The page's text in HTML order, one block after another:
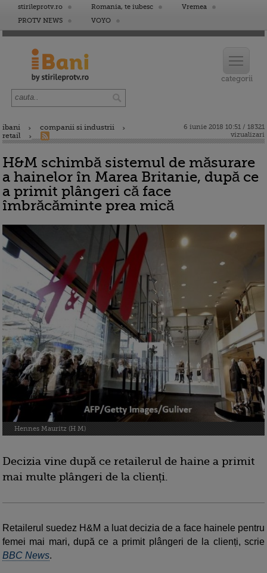
stirileprotv.ro Romania, te iubesc
Vremea
PROTV NEWS
VOYO
ibani
companii si industrii
retail
6 iunie 2018 10:51 / 18321
vizualizari
H&M schimbă sistemul de măsurare
a hainelor în Marea Britanie, după ce
a primit plângeri că face
îmbrăcăminte prea mică
Hennes Mauritz (H M)
Decizia vine după ce retailerul de haine a primit
mai multe plângeri de la clienți.
Retailerul suedez H&M a luat decizia de a face hainele pentru
femei mai mari, după ce a primit plângeri de la clienți, scrie
BBC News.